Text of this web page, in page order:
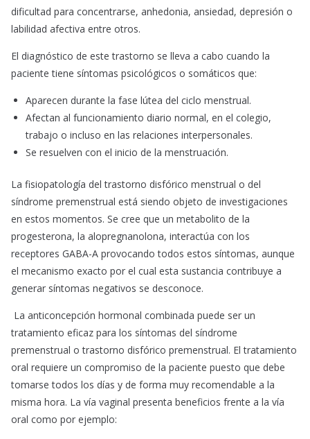
dificultad para concentrarse, anhedonia, ansiedad, depresión o
labilidad afectiva entre otros.
El diagnóstico de este trastorno se lleva a cabo cuando la
paciente tiene síntomas psicológicos o somáticos que:
Aparecen durante la fase lútea del ciclo menstrual.
Afectan al funcionamiento diario normal, en el colegio,
trabajo o incluso en las relaciones interpersonales.
Se resuelven con el inicio de la menstruación.
La fisiopatología del trastorno disfórico menstrual o del
síndrome premenstrual está siendo objeto de investigaciones
en estos momentos. Se cree que un metabolito de la
progesterona, la alopregnanolona, interactúa con los
receptores GABA-A provocando todos estos síntomas, aunque
el mecanismo exacto por el cual esta sustancia contribuye a
generar síntomas negativos se desconoce.
La anticoncepción hormonal combinada puede ser un
tratamiento eficaz para los síntomas del síndrome
premenstrual o trastorno disfórico premenstrual. El tratamiento
oral requiere un compromiso de la paciente puesto que debe
tomarse todos los días y de forma muy recomendable a la
misma hora. La vía vaginal presenta beneficios frente a la vía
oral como por ejemplo: